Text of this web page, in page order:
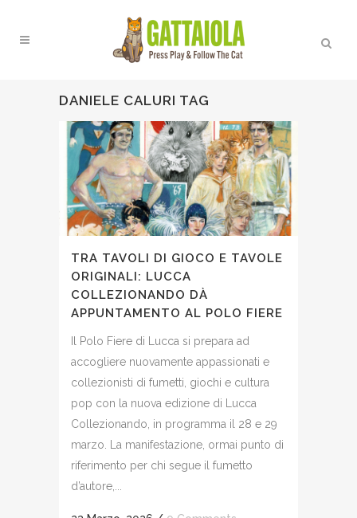
DANIELE CALURI TAG
TRA TAVOLI DI GIOCO E TAVOLE
ORIGINALI: LUCCA
COLLEZIONANDO DÀ
APPUNTAMENTO AL POLO FIERE
Il Polo Fiere di Lucca si prepara ad
accogliere nuovamente appassionati e
collezionisti di fumetti, giochi e cultura
pop con la nuova edizione di Lucca
Collezionando, in programma il 28 e 29
marzo. La manifestazione, ormai punto di
riferimento per chi segue il fumetto
d’autore,...